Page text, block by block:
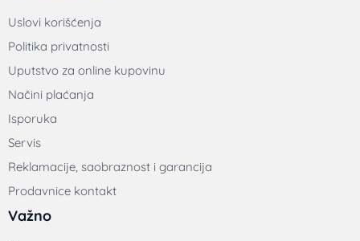
Uslovi korišćenja
Politika privatnosti
Uputstvo za online kupovinu
Načini plaćanja
Isporuka
Servis
Reklamacije, saobraznost i garancija
Prodavnice kontakt
Važno